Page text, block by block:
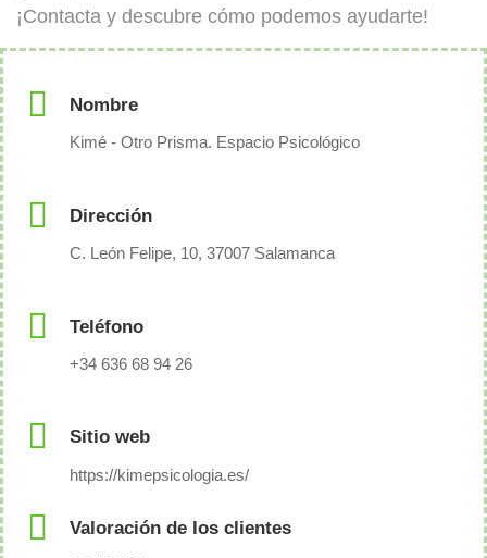
¡Contacta y descubre cómo podemos ayudarte!
Nombre
Kimé - Otro Prisma. Espacio Psicológico
Dirección
C. León Felipe, 10, 37007 Salamanca
Teléfono
+34 636 68 94 26
Sitio web
https://kimepsicologia.es/
Valoración de los clientes